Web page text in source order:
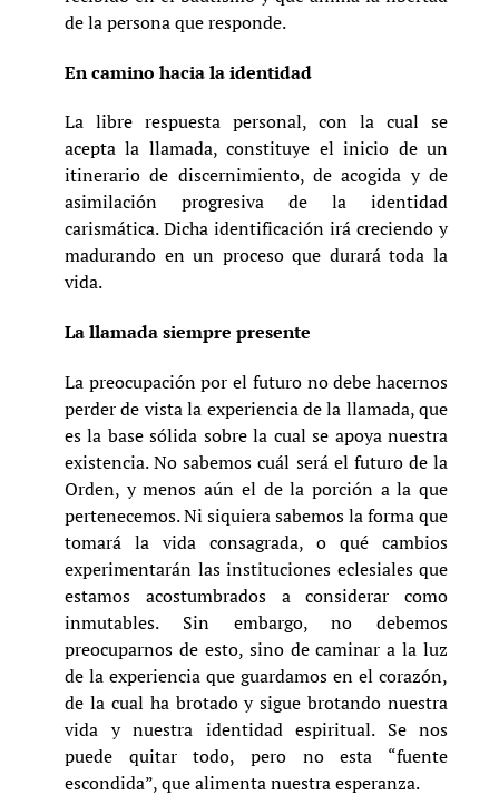
de la persona que responde.
En camino hacia la identidad
La libre respuesta personal, con la cual se
acepta la llamada, constituye el inicio de un
itinerario de discernimiento, de acogida y de
asimilación progresiva de la identidad
carismática. Dicha identificación irá creciendo y
madurando en un proceso que durará toda la
vida.
La llamada siempre presente
La preocupación por el futuro no debe hacernos
perder de vista la experiencia de la llamada, que
es la base sólida sobre la cual se apoya nuestra
existencia. No sabemos cuál será el futuro de la
Orden, y menos aún el de la porción a la que
pertenecemos. Ni siquiera sabemos la forma que
tomará la vida consagrada, o qué cambios
experimentarán las instituciones eclesiales que
estamos acostumbrados a considerar como
inmutables. Sin embargo, no debemos
preocuparnos de esto, sino de caminar a la luz
de la experiencia que guardamos en el corazón,
de la cual ha brotado y sigue brotando nuestra
vida y nuestra identidad espiritual. Se nos
puede quitar todo, pero no esta “fuente
escondida”, que alimenta nuestra esperanza.